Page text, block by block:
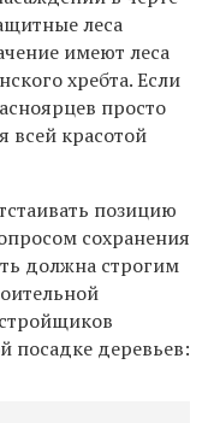
леса
имеют леса
хребта. Если
просто
всей красотой
позицию
сохранения
должна строгим
посадке деревьев: